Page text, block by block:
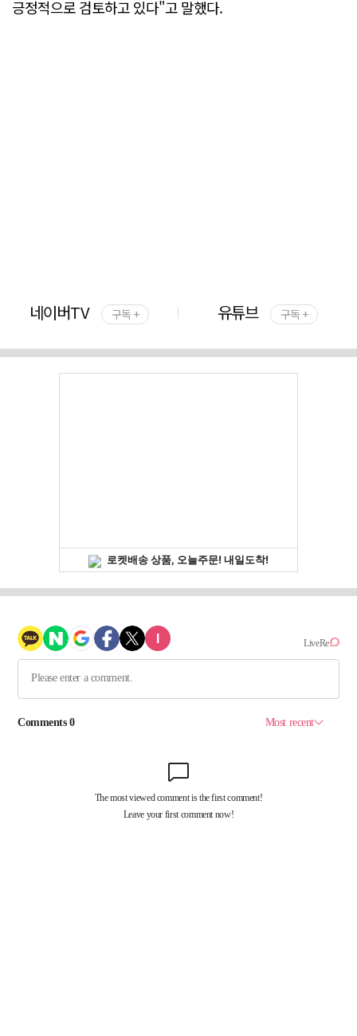
긍정적으로 검토하고 있다"고 말했다.
네이버TV 구독 + 유튜브 구독 +